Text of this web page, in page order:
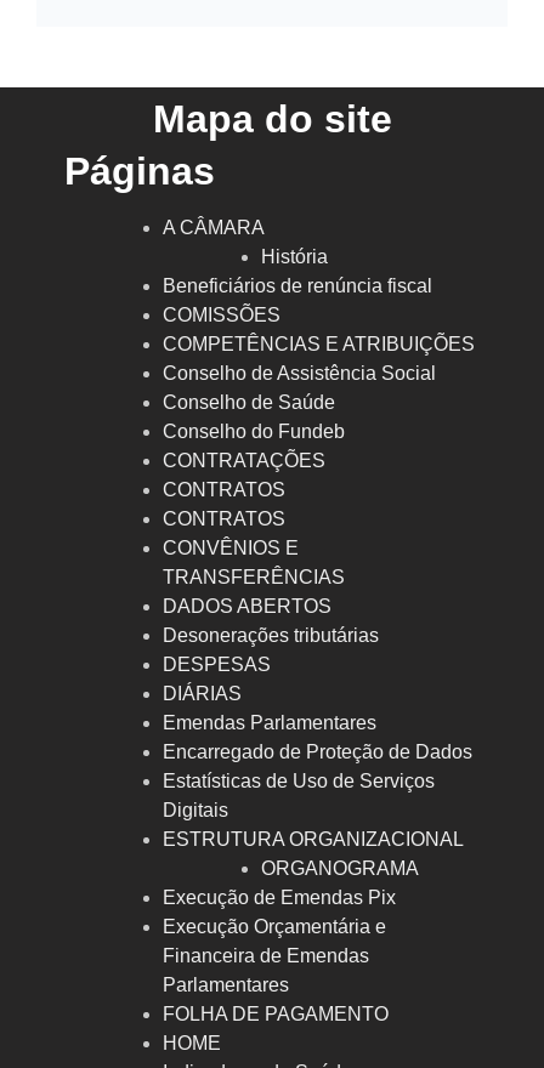
Mapa do site
Páginas
A CÂMARA
História
Beneficiários de renúncia fiscal
COMISSÕES
COMPETÊNCIAS E ATRIBUIÇÕES
Conselho de Assistência Social
Conselho de Saúde
Conselho do Fundeb
CONTRATAÇÕES
CONTRATOS
CONTRATOS
CONVÊNIOS E
TRANSFERÊNCIAS
DADOS ABERTOS
Desonerações tributárias
DESPESAS
DIÁRIAS
Emendas Parlamentares
Encarregado de Proteção de Dados
Estatísticas de Uso de Serviços
Digitais
ESTRUTURA ORGANIZACIONAL
ORGANOGRAMA
Execução de Emendas Pix
Execução Orçamentária e
Financeira de Emendas
Parlamentares
FOLHA DE PAGAMENTO
HOME